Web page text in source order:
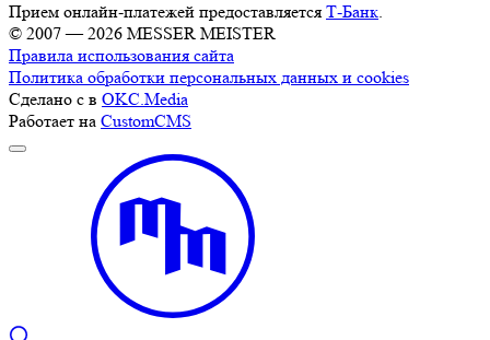
Прием онлайн-платежей предоставляется Т-Банк.
© 2007 — 2026 MESSER MEISTER
Правила использования сайта
Политика обработки персональных данных и cookies
Сделано с в OKC.Media
Работает на CustomCMS